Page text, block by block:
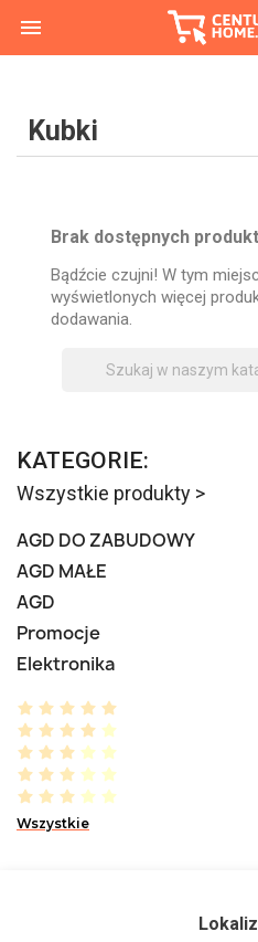

Kubki
Brak dostępnych
Bądźcie czujni! W tym
wyświetlonych więcej
dodawania.
KATEGORIE:
Wszystkie produkty >
AGD DO ZABUDOWY
AGD MAŁE
AGD
Promocje
Elektronika
Wszystkie